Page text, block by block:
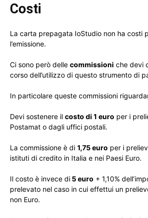
Costi
La carta prepagata IoStudio non ha costi
l’emissione.
Ci sono però delle commissioni che devi
corso dell’utilizzo di questo strumento di
In particolare queste commissioni
Devi sostenere il costo di 1 euro per i
Postamat o dagli uffici postali.
La commissione è di 1,75 euro per i
istituti di credito in Italia e nei Paesi Euro.
Il costo è invece di 5 euro + 1,10%
prelevato nel caso in cui effettui un
non Euro.